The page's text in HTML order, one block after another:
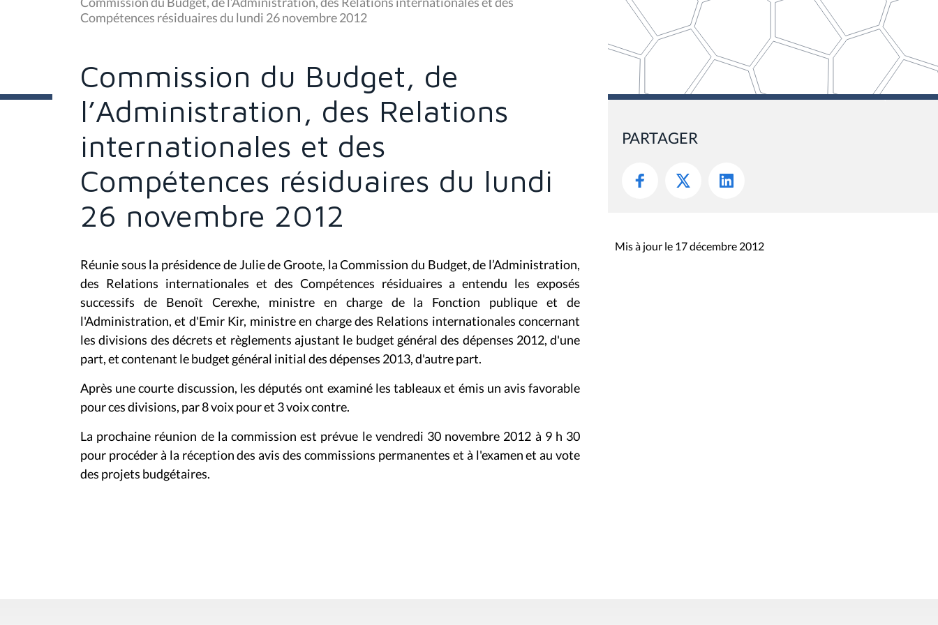
s
ê
c
:
Compétences résiduaires du lundi 26 novembre 2012
Commission du Budget, de
l’Administration, des Relations
internationales et des
Compétences résiduaires du lundi
26 novembre 2012
Réunie sous la présidence de Julie de Groote, laCommission du Budget, de l’Administration,
des Relations internationales et des Compétences résiduaires a entendu les exposés
successifs de Benoît Cerexhe, ministre en charge de la Fonction publique et de
l'Administration, et d'Emir Kir, ministre en charge des Relations internationales concernant
les divisions des décrets et règlements ajustant le budget général des dépenses 2012, d'une
part, et contenant le budget général initial des dépenses 2013, d'autre part.
Après une courte discussion, les députés ont examiné les tableaux et émis un avis favorable
pour ces divisions, par 8 voix pour et 3 voix contre.
La prochaine réunion de la commission est prévue le vendredi 30 novembre 2012 à 9 h 30
pour procéder à la réception des avis des commissions permanentes et à l'examen et au vote
des projets budgétaires.
PARTAGER
Mis à jour le 17 décembre 2012